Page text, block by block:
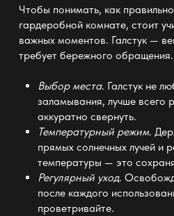
Чтобы понимать, как правильно
гардеробной комнате, стоит
важных моментов. Галстук —
требует бережного обращения.
Выбор места. Галстук не
заламывания, лучше всего
аккуратно свернуть.
Температурный режим.
прямых солнечных лучей и
температуры — это
Регулярный уход.
после каждого
проветривайте.